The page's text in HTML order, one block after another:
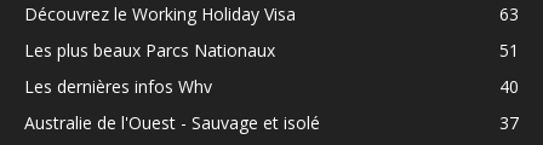
Découvrez le Working Holiday Visa
63
Les plus beaux Parcs Nationaux
51
Les dernières infos Whv
40
Australie de l'Ouest - Sauvage et isolé
37